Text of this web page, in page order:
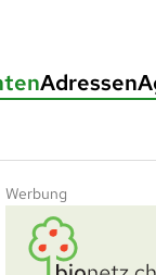
Adressen
Werbung